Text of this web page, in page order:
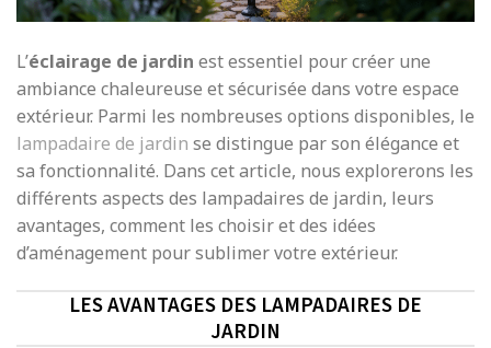
L’éclairage de jardin est essentiel pour créer une
ambiance chaleureuse et sécurisée dans votre espace
extérieur. Parmi les nombreuses options disponibles, le
lampadaire de jardin se distingue par son élégance et
sa fonctionnalité. Dans cet article, nous explorerons les
différents aspects des lampadaires de jardin, leurs
avantages, comment les choisir et des idées
d’aménagement pour sublimer votre extérieur.
LES AVANTAGES DES LAMPADAIRES DE
JARDIN